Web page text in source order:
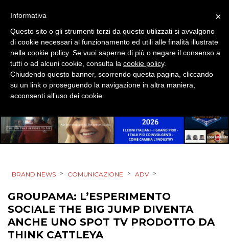
STRATEGIE
CINEMA
DIGITALE
ESTERNA
BRAND NEWS > COMUNICAZIONE > ADV >
GROUPAMA: L’ESPERIMENTO
SOCIALE THE BIG JUMP DIVENTA
ANCHE UNO SPOT TV PRODOTTO DA
THINK CATTLEYA
×
Informativa
Questo sito o gli strumenti terzi da questo utilizzati si avvalgono
di cookie necessari al funzionamento ed utili alle finalità illustrate
nella cookie policy. Se vuoi saperne di più o negare il consenso a
tutti o ad alcuni cookie, consulta la cookie policy.
Chiudendo questo banner, scorrendo questa pagina, cliccando
su un link o proseguendo la navigazione in altra maniera,
acconsenti all’uso dei cookie.